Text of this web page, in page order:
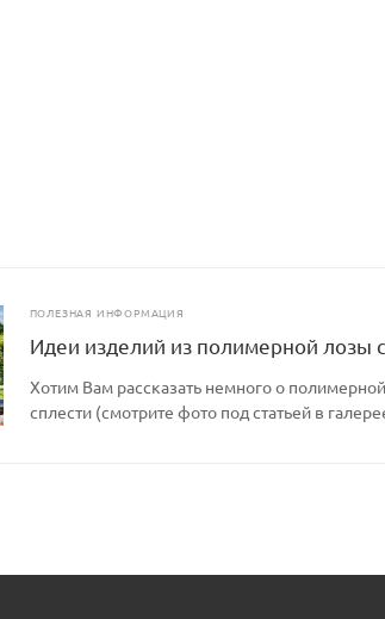
ПОЛЕЗНАЯ ИНФОРМАЦИЯ
Идеи изделий из полимерной лозы
Хотим Вам рассказать немного о
сплести (смотрите фото под статьей в